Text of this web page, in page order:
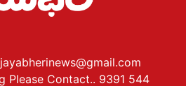
| jayabherinews@gmail.com
Please Contact.. 9391 544